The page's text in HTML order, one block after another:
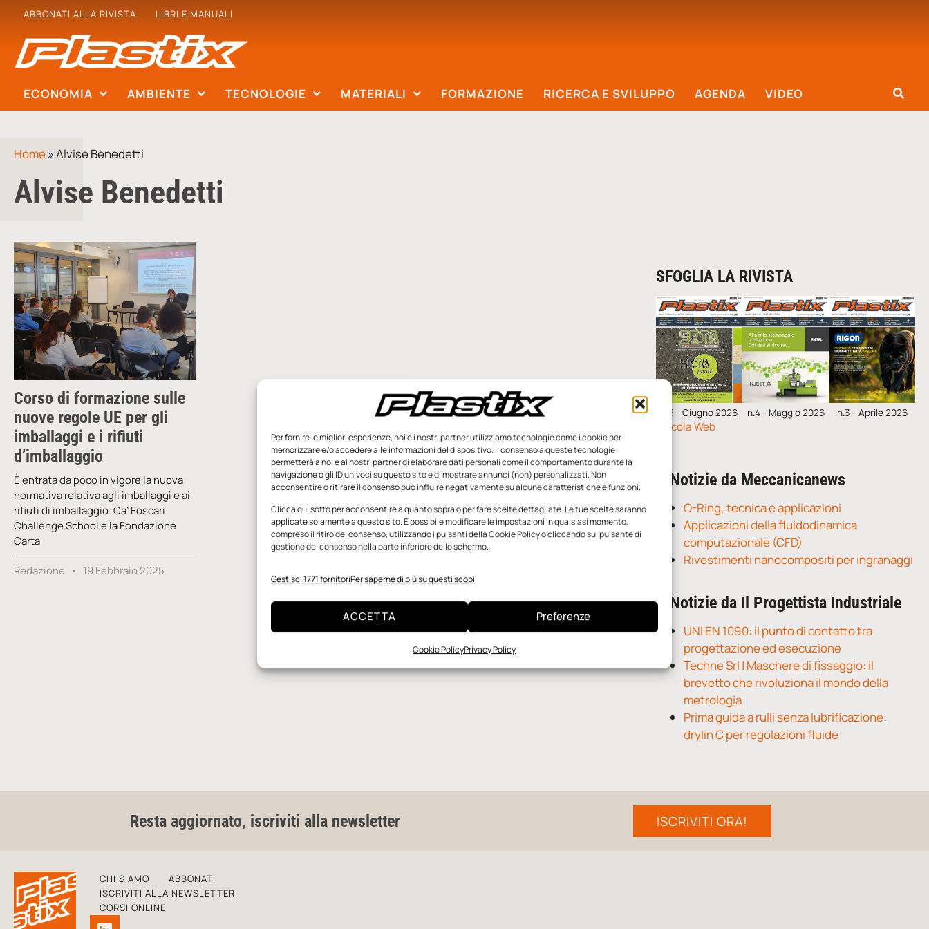
Per fornire le migliori esperienze, noi e i nostri partner utilizziamo tecnologie come i cookie per
memorizzare e/o accedere alle informazioni del dispositivo. Il consenso a queste tecnologie
permetterà a noi e ai nostri partner di elaborare dati personali come il comportamento durante la
navigazione o gli ID univoci su questo sito e di mostrare annunci (non) personalizzati. Non
acconsentire o ritirare il consenso può influire negativamente su alcune caratteristiche e funzioni.
Clicca qui sotto per acconsentire a quanto sopra o per fare scelte dettagliate. Le tue scelte saranno
applicate solamente a questo sito. È possibile modificare le impostazioni in qualsiasi momento,
compreso il ritiro del consenso, utilizzando i pulsanti della Cookie Policy o cliccando sul pulsante di
gestione del consenso nella parte inferiore dello schermo.
Gestisci 1771 fornitoriPer saperne di più su questi scopi
ACCETTA Preferenze
Cookie PolicyPrivacy Policy
ABBONATI ALLA RIVISTA LIBRI E MANUALI
ECONOMIA AMBIENTE TECNOLOGIE MATERIALI FORMAZIONE RICERCA E SVILUPPO AGENDA VIDEO
Home»Alvise Benedetti
Alvise Benedetti
Corso di formazione sulle
nuove regole UE per gli
imballaggi e i rifiuti
d’imballaggio
È entrata da poco in vigore la nuova
normativa relativa agli imballaggi e ai
rifiuti di imballaggio. Ca’ Foscari
Challenge School e la Fondazione
Carta
Redazione 19 Febbraio 2025
SFOGLIA LA RIVISTA
n.5 - Giugno 2026 n.4 - Maggio 2026 n.3 - Aprile 2026
Edicola Web
Notizie da Meccanicanews
O-Ring, tecnica e applicazioni
Applicazioni della fluidodinamica
computazionale (CFD)
Rivestimenti nanocompositi per ingranaggi
Notizie da Il Progettista Industriale
UNI EN 1090: il punto di contatto tra
progettazione ed esecuzione
Techne Srl | Maschere di fissaggio: il
brevetto che rivoluziona il mondo della
metrologia
Prima guida a rulli senza lubrificazione:
drylin C per regolazioni fluide
Resta aggiornato, iscriviti alla newsletter ISCRIVITI ORA!
CHI SIAMO
ABBONATI
ISCRIVITI ALLA NEWSLETTER
CORSI ONLINE